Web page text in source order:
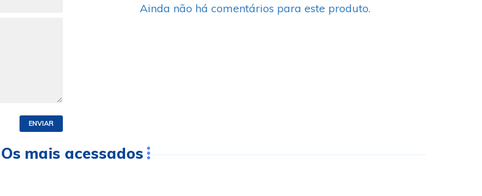
ENVIAR
Ainda não há comentários para este produto.
Os mais acessados